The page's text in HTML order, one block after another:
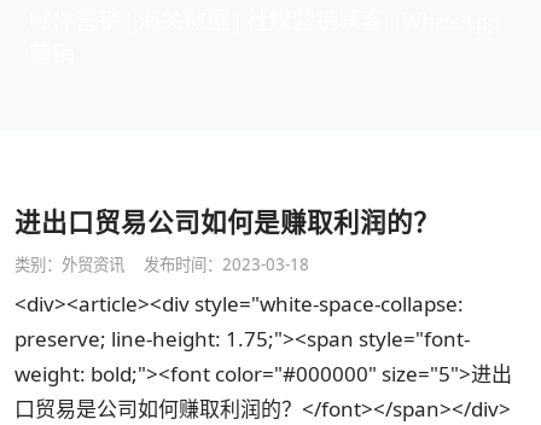
进出口贸易公司如何是赚取利润的？
类别： 外贸资讯 发布时间：2023-03-18
<div><article><div style="white-space-collapse:
preserve; line-height: 1.75;"><span style="font-
weight: bold;"><font color="#000000" size="5">进出
口贸易是公司如何赚取利润的？</font></span></div>